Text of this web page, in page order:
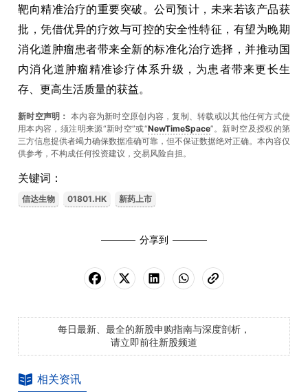
靶向精准治疗的重要突破。公司预计，未来若该产品获
批，凭借优异的疗效与可控的安全性特征，有望为晚期
消化道肿瘤患者带来全新的标准化治疗选择，并推动国
内消化道肿瘤精准诊疗体系升级，为患者带来更长生
存、更高生活质量的获益。
新时空声明： 本内容为新时空原创内容，复制、转载或以其他任何方式使
用本内容，须注明来源“新时空”或“NewTimeSpace”。新时空及授权的第
三方信息提供者竭力确保数据准确可靠，但不保证数据绝对正确。本內容仅
供参考，不构成任何投资建议，交易风险自担。
关键词：
信达生物 01801.HK 新药上市
分享到
每日最新、最全的新股申购指南与深度剖析，
请立即前往新股频道
相关资讯